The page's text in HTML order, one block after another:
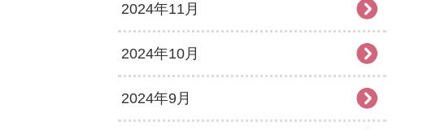
2024年11月
2024年10月
2024年9月